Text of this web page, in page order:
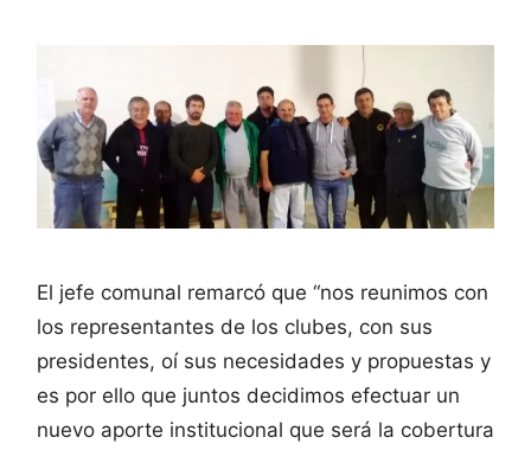
El jefe comunal remarcó que “nos reunimos con
los representantes de los clubes, con sus
presidentes, oí sus necesidades y propuestas y
es por ello que juntos decidimos efectuar un
nuevo aporte institucional que será la cobertura